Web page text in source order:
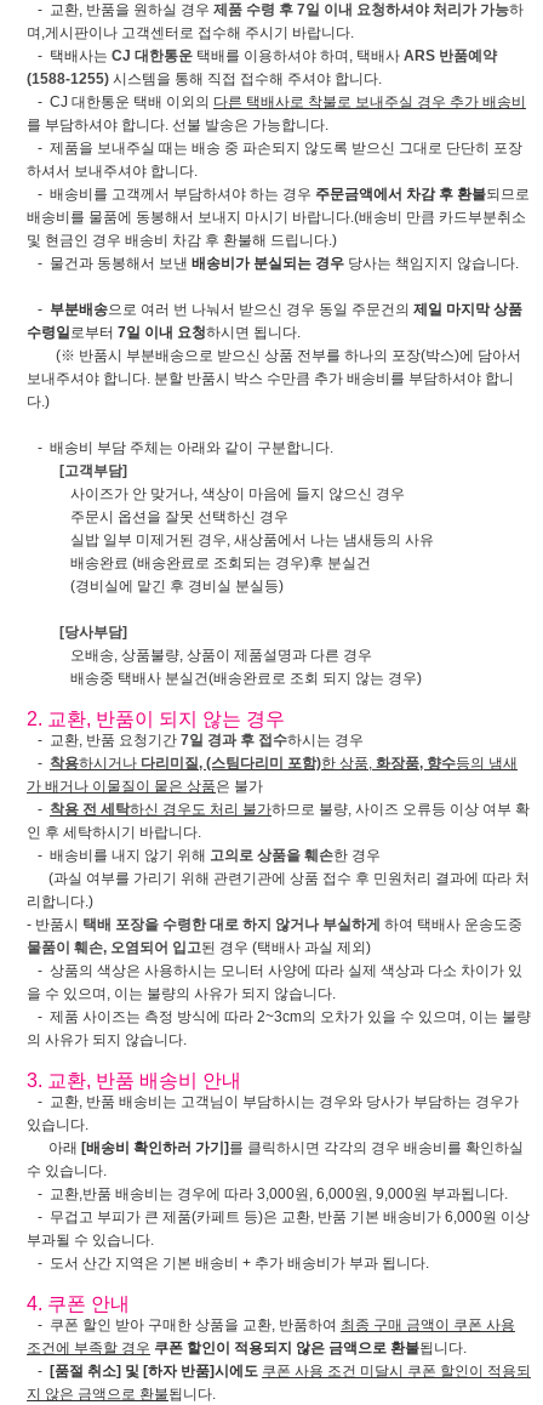
- 교환, 반품을 원하실 경우 제품 수령 후 7일 이내 요청하셔야 처리가 가능하
며,게시판이나 고객센터로 접수해 주시기 바랍니다.
- 택배사는 CJ 대한통운 택배를 이용하셔야 하며, 택배사 ARS 반품예약
(1588-1255) 시스템을 통해 직접 접수해 주셔야 합니다.
- CJ 대한통운 택배 이외의 다른 택배사로 착불로 보내주실 경우 추가 배송비
를 부담하셔야 합니다. 선불 발송은 가능합니다.
- 제품을 보내주실 때는 배송 중 파손되지 않도록 받으신 그대로 단단히 포장
하셔서 보내주셔야 합니다.
- 배송비를 고객께서 부담하셔야 하는 경우 주문금액에서 차감 후 환불되므로
배송비를 물품에 동봉해서 보내지 마시기 바랍니다.(배송비 만큼 카드부분취소
및 현금인 경우 배송비 차감 후 환불해 드립니다.)
- 물건과 동봉해서 보낸 배송비가 분실되는 경우 당사는 책임지지 않습니다.
- 부분배송으로 여러 번 나눠서 받으신 경우 동일 주문건의 제일 마지막 상품
수령일로부터 7일 이내 요청하시면 됩니다.
(※ 반품시 부분배송으로 받으신 상품 전부를 하나의 포장(박스)에 담아서
보내주셔야 합니다. 분할 반품시 박스 수만큼 추가 배송비를 부담하셔야 합니
다.)
- 배송비 부담 주체는 아래와 같이 구분합니다.
[고객부담]
사이즈가 안 맞거나, 색상이 마음에 들지 않으신 경우
주문시 옵션을 잘못 선택하신 경우
실밥 일부 미제거된 경우, 새상품에서 나는 냄새등의 사유
배송완료 (배송완료로 조회되는 경우)후 분실건
(경비실에 맡긴 후 경비실 분실등)
[당사부담]
오배송, 상품불량, 상품이 제품설명과 다른 경우
배송중 택배사 분실건(배송완료로 조회 되지 않는 경우)
2. 교환, 반품이 되지 않는 경우
- 교환, 반품 요청기간 7일 경과 후 접수하시는 경우
- 착용하시거나 다리미질, (스팀다리미 포함)한 상품, 화장품, 향수등의 냄새
가 배거나 이물질이 뭍은 상품은 불가
- 착용 전 세탁하신 경우도 처리 불가하므로 불량, 사이즈 오류등 이상 여부 확
인 후 세탁하시기 바랍니다.
- 배송비를 내지 않기 위해 고의로 상품을 훼손한 경우
(과실 여부를 가리기 위해 관련기관에 상품 접수 후 민원처리 결과에 따라 처
리합니다.)
- 반품시 택배 포장을 수령한 대로 하지 않거나 부실하게 하여 택배사 운송도중
물품이 훼손, 오염되어 입고된 경우 (택배사 과실 제외)
- 상품의 색상은 사용하시는 모니터 사양에 따라 실제 색상과 다소 차이가 있
을 수 있으며, 이는 불량의 사유가 되지 않습니다.
- 제품 사이즈는 측정 방식에 따라 2~3cm의 오차가 있을 수 있으며, 이는 불량
의 사유가 되지 않습니다.
3. 교환, 반품 배송비 안내
- 교환, 반품 배송비는 고객님이 부담하시는 경우와 당사가 부담하는 경우가
있습니다.
아래 [배송비 확인하러 가기] 를 클릭하시면 각각의 경우 배송비를 확인하실
수 있습니다.
- 교환,반품 배송비는 경우에 따라 3,000원, 6,000원, 9,000원 부과됩니다.
- 무겁고 부피가 큰 제품(카페트 등)은 교환, 반품 기본 배송비가 6,000원 이상
부과될 수 있습니다.
- 도서 산간 지역은 기본 배송비 + 추가 배송비가 부과 됩니다.
4. 쿠폰 안내
- 쿠폰 할인 받아 구매한 상품을 교환, 반품하여 최종 구매 금액이 쿠폰 사용
조건에 부족할 경우 쿠폰 할인이 적용되지 않은 금액으로 환불됩니다.
- [품절 취소] 및 [하자 반품]시에도 쿠폰 사용 조건 미달시 쿠폰 할인이 적용되
지 않은 금액으로 환불됩니다.